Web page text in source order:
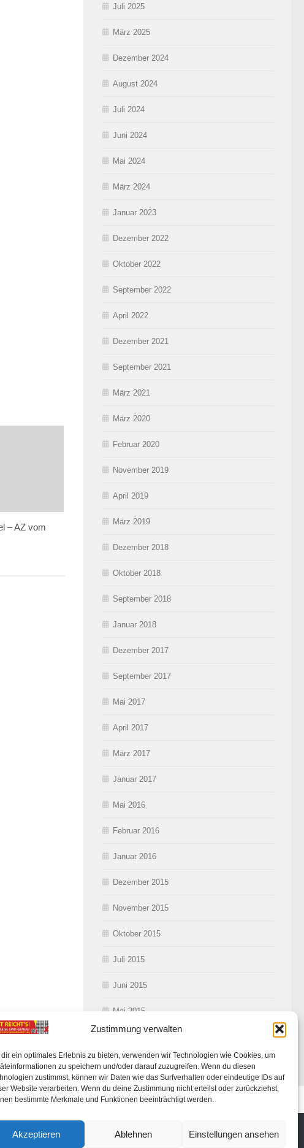
Zustimmung verwalten
dir ein optimales Erlebnis zu bieten, verwenden wir Technologien wie Cookies, um
zu speichern und/oder darauf zuzugreifen. Wenn du diesen
zustimmst, können wir Daten wie das Surfverhalten oder eindeutige IDs auf
Website verarbeiten. Wenn du deine Zustimmung nicht erteilst oder zurückziehst,
bestimmte Merkmale und Funktionen beeinträchtigt werden.
Akzeptieren Ablehnen Einstellungen ansehen
– AZ vom
Juli 2025
März 2025
Dezember 2024
August 2024
Juli 2024
Juni 2024
Mai 2024
März 2024
Januar 2023
Dezember 2022
Oktober 2022
September 2022
April 2022
Dezember 2021
September 2021
März 2021
März 2020
Februar 2020
November 2019
April 2019
März 2019
Dezember 2018
Oktober 2018
September 2018
Januar 2018
Dezember 2017
September 2017
Mai 2017
April 2017
März 2017
Januar 2017
Mai 2016
Februar 2016
Januar 2016
Dezember 2015
November 2015
Oktober 2015
Juli 2015
Juni 2015
Mai 2015